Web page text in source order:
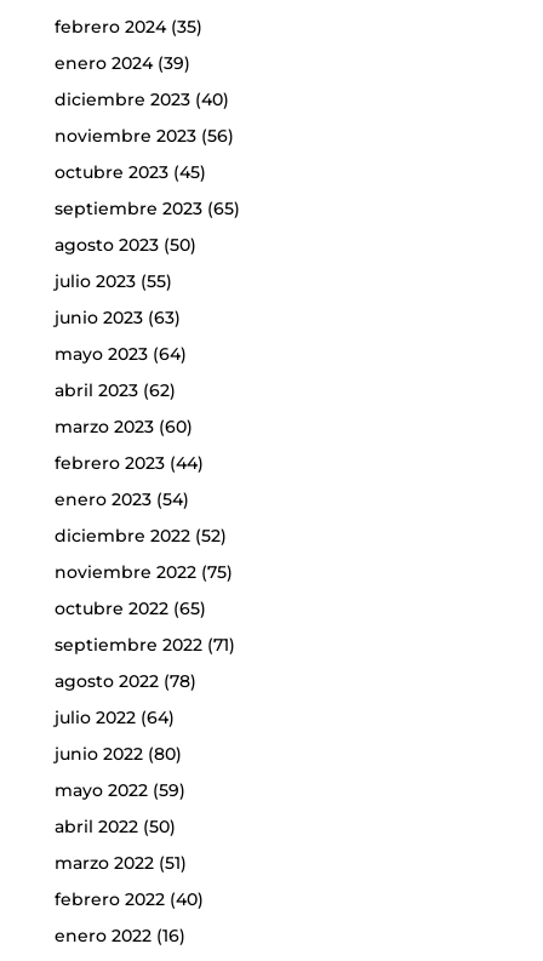
febrero 2024(35)
enero 2024(39)
diciembre 2023(40)
noviembre 2023(56)
octubre 2023(45)
septiembre 2023(65)
agosto 2023(50)
julio 2023(55)
junio 2023(63)
mayo 2023(64)
abril 2023(62)
marzo 2023(60)
febrero 2023(44)
enero 2023(54)
diciembre 2022(52)
noviembre 2022(75)
octubre 2022(65)
septiembre 2022(71)
agosto 2022(78)
julio 2022(64)
junio 2022(80)
mayo 2022(59)
abril 2022(50)
marzo 2022(51)
febrero 2022(40)
enero 2022(16)